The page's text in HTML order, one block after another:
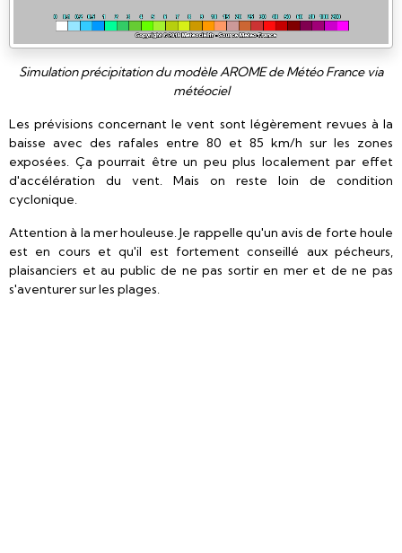
Simulation précipitation du modèle AROME de Météo France via
météociel
Les prévisions concernant le vent sont légèrement revues à la
baisse avec des rafales entre 80 et 85 km/h sur les zones
exposées. Ça pourrait être un peu plus localement par effet
d'accélération du vent. Mais on reste loin de condition
cyclonique.
Attention à la mer houleuse. Je rappelle qu'un avis de forte houle
est en cours et qu'il est fortement conseillé aux pécheurs,
plaisanciers et au public de ne pas sortir en mer et de ne pas
s'aventurer sur les plages.